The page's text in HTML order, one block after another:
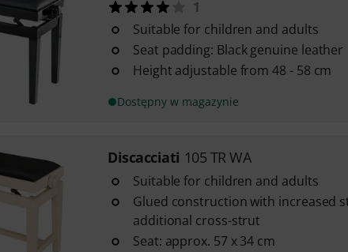
1
Suitable for children and adults
Seat padding: Black genuine leather
Height adjustable from 48 - 58 cm
Dostępny w magazynie
Discacciati 105 TR WA
Suitable for children and adults
Glued construction with increased
additional cross-strut
Seat: approx. 57 x 34 cm